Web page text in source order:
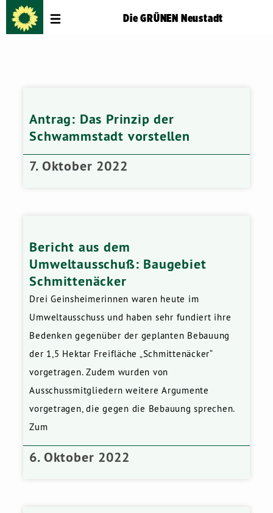
Die GRÜNEN Neustadt
Antrag: Das Prinzip der
Schwammstadt vorstellen
7. Oktober 2022
Bericht aus dem
Umweltausschuß: Baugebiet
Schmittenäcker
Drei Geinsheimerinnen waren heute im
Umweltausschuss und haben sehr fundiert ihre
Bedenken gegenüber der geplanten Bebauung
der 1,5 Hektar Freifläche „Schmittenäcker“
vorgetragen. Zudem wurden von
Ausschussmitgliedern weitere Argumente
vorgetragen, die gegen die Bebauung sprechen.
Zum
6. Oktober 2022